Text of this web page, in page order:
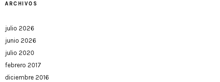
ARCHIVOS
julio 2026
junio 2026
julio 2020
febrero 2017
diciembre 2016